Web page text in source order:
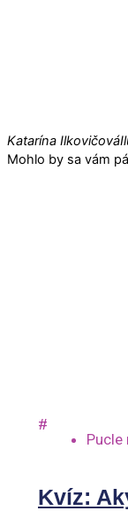
Katarína Ilkovičová
Mohlo by sa vám
#
Kvíz: